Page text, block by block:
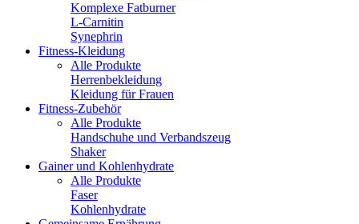
Komplexe Fatburner
L-Carnitin
Synephrin
Fitness-Kleidung
Alle Produkte
Herrenbekleidung
Kleidung für Frauen
Fitness-Zubehör
Alle Produkte
Handschuhe und Verbandszeug
Shaker
Gainer und Kohlenhydrate
Alle Produkte
Faser
Kohlenhydrate